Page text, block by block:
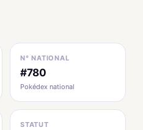
N° NATIONAL
#780
Pokédex national
STATUT